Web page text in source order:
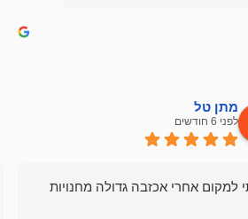
מתן טל
לפני 6 חודשים
למקום אחרי אכזבה גדולה מחנויות